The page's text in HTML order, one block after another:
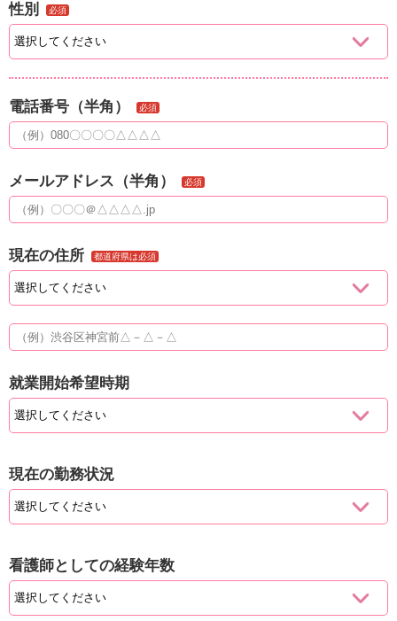
性別 必須
電話番号（半角） 必須
メールアドレス（半角） 必須
現在の住所 都道府県は必須
就業開始希望時期
現在の勤務状況
看護師としての経験年数